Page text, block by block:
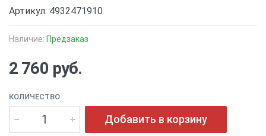
Артикул: 4932471910
Наличие: Предзаказ
2 760 руб.
КОЛИЧЕСТВО
Добавить в корзину